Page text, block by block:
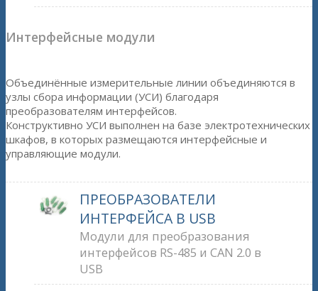
Интерфейсные модули
Объединённые измерительные линии объединяются в
узлы сбора информации (УСИ) благодаря
преобразователям интерфейсов.
Конструктивно УСИ выполнен на базе электротехнических
шкафов, в которых размещаются интерфейсные и
управляющие модули.
ПРЕОБРАЗОВАТЕЛИ
ИНТЕРФЕЙСА В USB
Модули для преобразования
интерфейсов RS-485 и CAN 2.0 в
USB